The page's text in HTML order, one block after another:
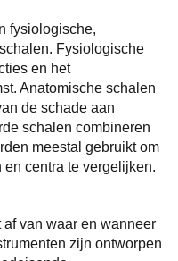
fysiologische,
Fysiologische
en het
Anatomische schalen
de schade aan
schalen combineren
meestal gebruikt om
centra te vergelijken.
van waar en wanneer
zijn ontworpen